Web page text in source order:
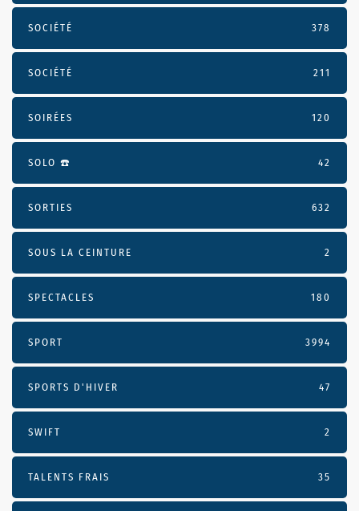
SOCIÉTÉ 378
SOCIÉTÉ 211
SOIRÉES 120
SOLO ☎️ 42
SORTIES 632
SOUS LA CEINTURE 2
SPECTACLES 180
SPORT 3994
SPORTS D'HIVER 47
SWIFT 2
TALENTS FRAIS 35